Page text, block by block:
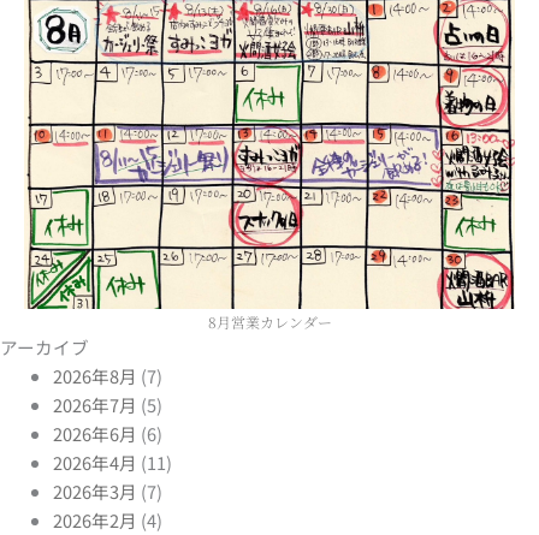
8月営業カレンダー
アーカイブ
2026年8月 (7)
2026年7月 (5)
2026年6月 (6)
2026年4月 (11)
2026年3月 (7)
2026年2月 (4)